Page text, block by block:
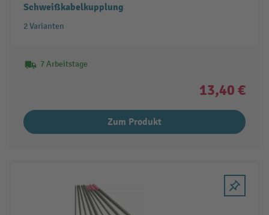
Schweißkabelkupplung
2 Varianten
7 Arbeitstage
13,40 €
Zum Produkt